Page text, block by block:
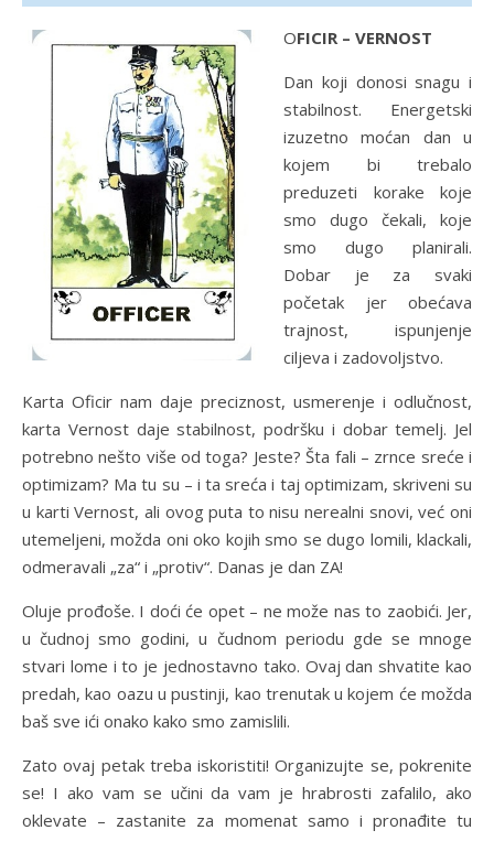
OFICIR – VERNOST
Dan koji donosi snagu i
stabilnost. Energetski
izuzetno moćan dan u
kojem bi trebalo
preduzeti korake koje
smo dugo čekali, koje
smo dugo planirali.
Dobar je za svaki
početak jer obećava
trajnost, ispunjenje
ciljeva i zadovoljstvo.
Karta Oficir nam daje preciznost, usmerenje i odlučnost,
karta Vernost daje stabilnost, podršku i dobar temelj. Jel
potrebno nešto više od toga? Jeste? Šta fali – zrnce sreće i
optimizam? Ma tu su – i ta sreća i taj optimizam, skriveni su
u karti Vernost, ali ovog puta to nisu nerealni snovi, već oni
utemeljeni, možda oni oko kojih smo se dugo lomili, klackali,
odmeravali „za“ i „protiv“. Danas je dan ZA!
Oluje prođoše. I doći će opet – ne može nas to zaobići. Jer,
u čudnoj smo godini, u čudnom periodu gde se mnoge
stvari lome i to je jednostavno tako. Ovaj dan shvatite kao
predah, kao oazu u pustinji, kao trenutak u kojem će možda
baš sve ići onako kako smo zamislili.
Zato ovaj petak treba iskoristiti! Organizujte se, pokrenite
se! I ako vam se učini da vam je hrabrosti zafalilo, ako
oklevate – zastanite za momenat samo i pronađite tu